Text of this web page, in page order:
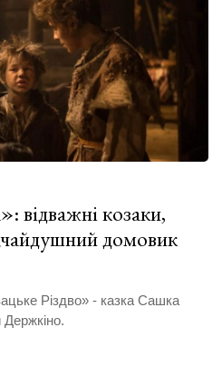
відважні козаки,
домовик
Різдво» - казка Сашка
Держкіно.